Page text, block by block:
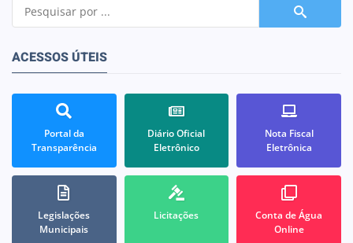
ACESSOS ÚTEIS
Portal da
Transparência
Diário Oficial
Eletrônico
Nota Fiscal
Eletrônica
Legislações
Municipais
Licitações
Conta de Água
Online